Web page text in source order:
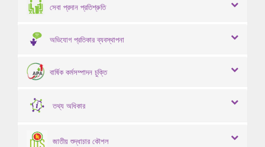
সেবা প্রদান প্রতিশ্রুতি
অভিযোগ প্রতিকার ব্যবস্থাপনা
বার্ষিক কর্মসম্পাদন চুক্তি
তথ্য অধিকার
জাতীয় শুদ্ধাচার কৌশল